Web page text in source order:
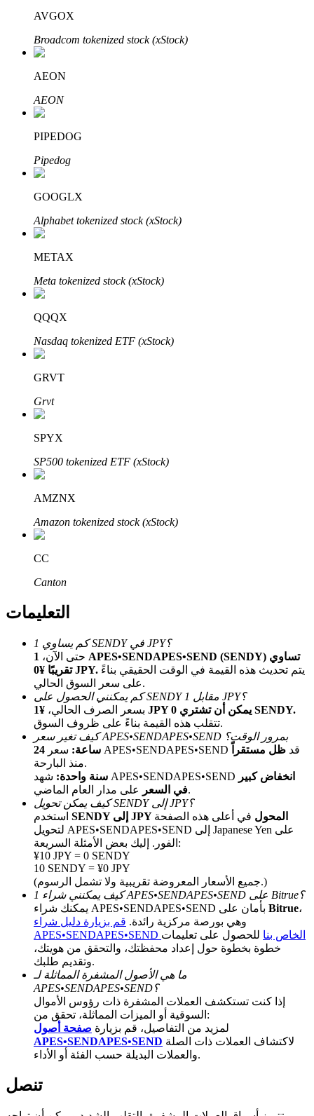
الاستثمار التلقائي
تعرف على كيفية كسب الدخل السلبي
Bitrue
شركاء بيترو
شركاء Bitrue
الإحالة
قم بدعوة صديق لتحصل على مكافآت نقدية
BTC Welcome Rewards
BTC Welcome Rewards
Deposit & Trade BTC to Share 25000 USDT prize pool!
Deposit CASHCAT & Win
AVGOX
Broadcom tokenized stock (xStock)
AEON
AEON
PIPEDOG
Pipedog
GOOGLX
Alphabet tokenized stock (xStock)
METAX
Meta tokenized stock (xStock)
QQQX
Nasdaq tokenized ETF (xStock)
GRVT
Grvt
SPYX
SP500 tokenized ETF (xStock)
AMZNX
Amazon tokenized stock (xStock)
CC
Canton
التعليمات
كم يساوي 1 SENDY في JPY؟
حتى الآن، 1 APES•SENDAPES•SEND (SENDY) تساوي
تقريبًا ¥0 JPY.
على سعر السوق الحالي.
كم يمكنني الحصول على SENDY مقابل 1 JPY؟
بسعر الصرف الحالي،
¥1 JPY يمكن أن تشتري 0 SENDY.
تتقلب هذه القيمة بناءً على ظروف السوق.
كيف تغير سعر APES•SENDAPES•SEND بمرور الوقت؟
24 ساعة:
سعر APES•SENDAPES•SEND قد ظل مستقراً
منذ البارحة.
سنة واحدة: شهد APES•SENDAPES•SEND انخفاض كبير
في السعرعلى مدار العام الماضي.
كيف يمكن تحويل SENDY إلى JPY؟
SENDY إلى JPY المحول في أعلى هذه الصفحة
لتحويل APES•SENDAPES•SEND إلى Japanese Yen على
الفور. إليك بعض الأمثلة السريعة:
¥10 JPY = 0 SENDY
10 SENDY = ¥0 JPY
(جميع الأسعار المعروضة تقريبية ولا تشمل الرسوم.)
كيف يمكنني شراء 1 APES•SENDAPES•SEND على Bitrue؟
Bitrue،
وهي بورصة مركزية رائدة. قم بزيارة دليل شراء
APES•SENDAPES•SEND الخاص بنا للحصول على تعليمات
خطوة بخطوة حول إعداد محفظتك، والتحقق من هويتك،
وتقديم طلبك.
ما هي الأصول المشفرة المماثلة لـ
APES•SENDAPES•SEND؟
إذا كنت تستكشف العملات المشفرة ذات رؤوس الأموال
السوقية أو الميزات المماثلة، تحقق من:
لمزيد من التفاصيل، قم بزيارة صفحة أصول
APES•SENDAPES•SEND
والعملات البديلة حسب الفئة أو الأداء.
تنصل